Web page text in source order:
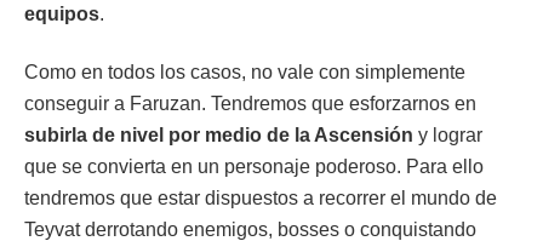
equipos.
Como en todos los casos, no vale con simplemente
conseguir a Faruzan. Tendremos que esforzarnos en
subirla de nivel por medio de la Ascensión y lograr
que se convierta en un personaje poderoso. Para ello
tendremos que estar dispuestos a recorrer el mundo de
Teyvat derrotando enemigos, bosses o conquistando